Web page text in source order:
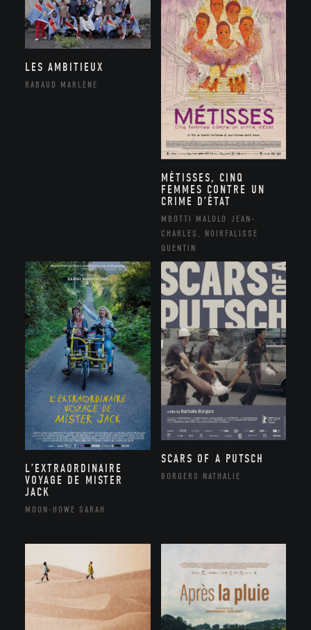
LES AMBITIEUX
RABAUD MARLÈNE
MÉTISSES, CINQ
FEMMES CONTRE UN
CRIME D’ÉTAT
MBOTTI MALOLO JEAN-
CHARLES, NOIRFALISSE
QUENTIN
L’EXTRAORDINAIRE
VOYAGE DE MISTER
JACK
MOON-HOWE SARAH
SCARS OF A PUTSCH
BORGERS NATHALIE